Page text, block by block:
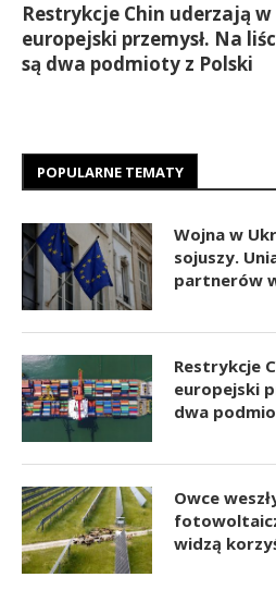
Restrykcje Chin uderzają w
europejski przemysł. Na
są dwa podmioty z Polski
POPULARNE TEMATY
Wojna w
sojuszy.
partnerów
Restrykcje
europejski
dwa
Owce
widzą